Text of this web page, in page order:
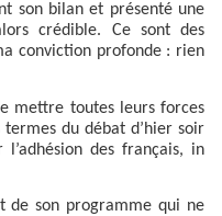
son bilan et présenté une
crédible. Ce sont des
conviction profonde : rien
mettre toutes leurs forces
du débat d’hier soir
des français, in
de son programme qui ne